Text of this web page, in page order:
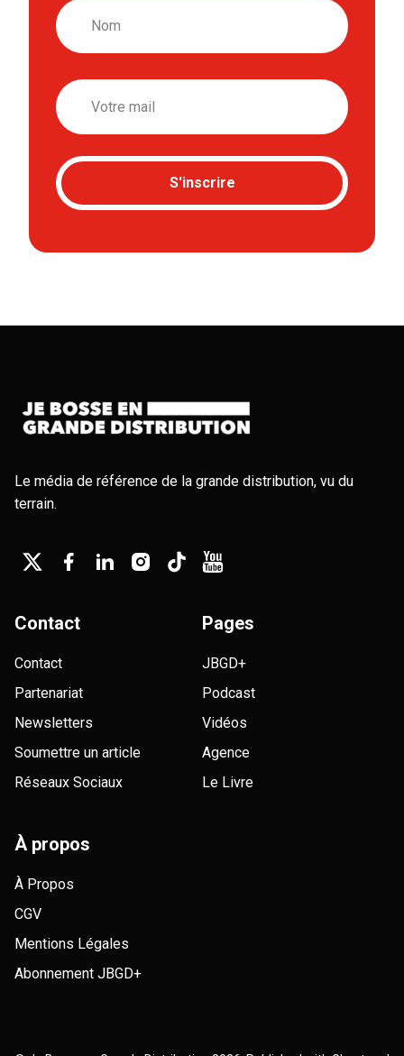
Nom
Email
S'inscrire
Le média de référence de la grande distribution, vu du
terrain.
Contact
Contact
Partenariat
Newsletters
Soumettre un article
Réseaux Sociaux
Pages
JBGD+
Podcast
Vidéos
Agence
Le Livre
À propos
À Propos
CGV
Mentions Légales
Abonnement JBGD+